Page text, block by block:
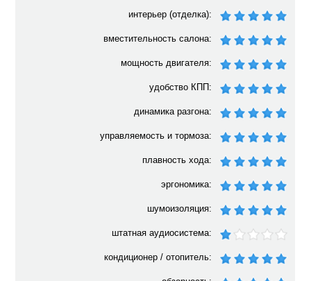
интерьер (отделка):
вместительность салона:
мощность двигателя:
удобство КПП:
динамика разгона:
управляемость и тормоза:
плавность хода:
эргономика:
шумоизоляция:
штатная аудиосистема:
кондиционер / отопитель: